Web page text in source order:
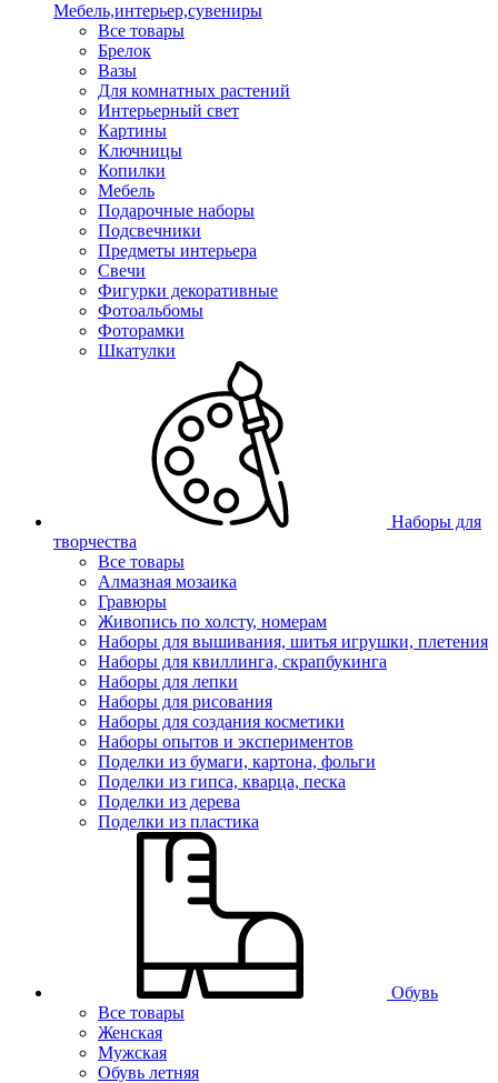
Мебель,интерьер,сувениры
Все товары
Брелок
Вазы
Для комнатных растений
Интерьерный свет
Картины
Ключницы
Копилки
Мебель
Подарочные наборы
Подсвечники
Предметы интерьера
Свечи
Фигурки декоративные
Фотоальбомы
Фоторамки
Шкатулки
Наборы для
творчества
Все товары
Алмазная мозаика
Гравюры
Живопись по холсту, номерам
Наборы для вышивания, шитья игрушки, плетения
Наборы для квиллинга, скрапбукинга
Наборы для лепки
Наборы для рисования
Наборы для создания косметики
Наборы опытов и экспериментов
Поделки из бумаги, картона, фольги
Поделки из гипса, кварца, песка
Поделки из дерева
Поделки из пластика
Обувь
Все товары
Женская
Мужская
Обувь летняя